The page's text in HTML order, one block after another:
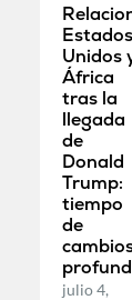
Estados
Unidos
África
tras la
llegada
de
Donald
Trump:
tiempo
de
julio 4,